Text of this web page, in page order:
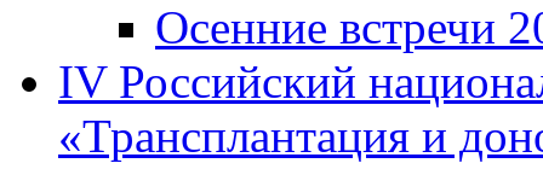
Осенние встречи
IV Российский
«Трансплантация и